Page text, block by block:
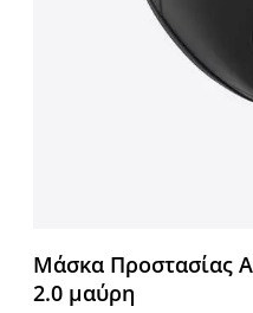
Μάσκα Προστασίας
2.0 μαύρη